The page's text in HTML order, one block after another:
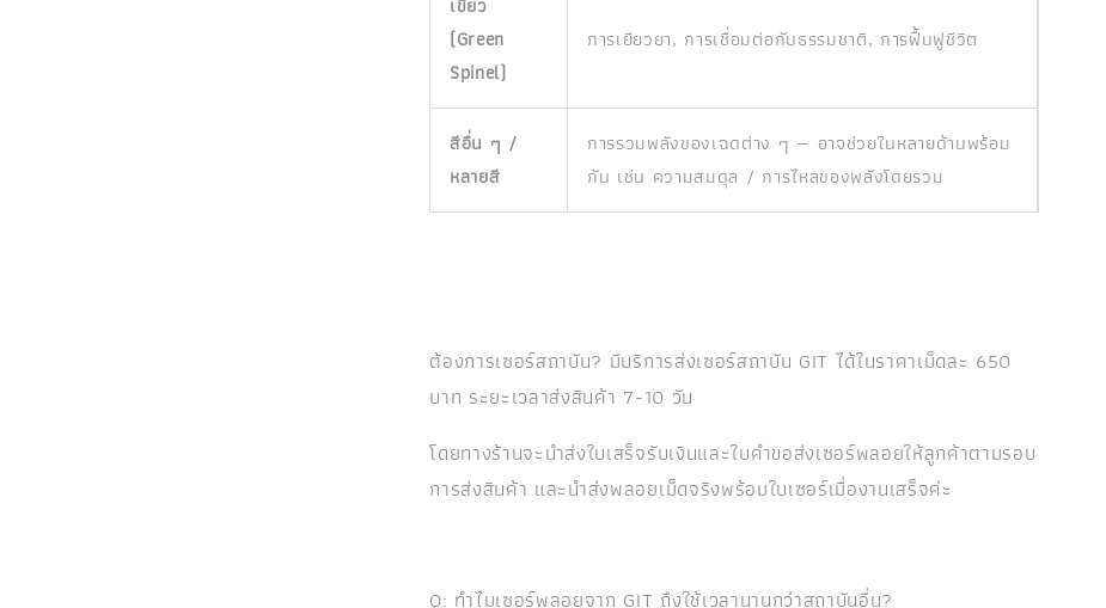
(Green
Spinel)
การเยียวยา, การเชื่อมต่อกับธรรมชาติ, การฟื้นฟูชีวิต
สีอื่น ๆ /
หลายสี
การรวมพลังของเฉดต่าง ๆ — อาจช่วยในหลายด้านพร้อม
กัน เช่น ความสมดุล / การไหลของพลังโดยรวม
ต้องการเซอร์สถาบัน? มีบริการส่งเซอร์สถาบัน GIT ได้ในราคาเม็ดละ 650
บาท ระยะเวลาส่งสินค้า 7-10 วัน
โดยทางร้านจะนำส่งใบเสร็จรับเงินและใบคำขอส่งเซอร์พลอยให้ลูกค้าตามรอบ
การส่งสินค้า และนำส่งพลอยเม็ดจริงพร้อมใบเซอร์เมื่องานเสร็จค่ะ
Q: ทำไมเซอร์พลอยจาก GIT ถึงใช้เวลานานกว่าสถาบันอื่น?